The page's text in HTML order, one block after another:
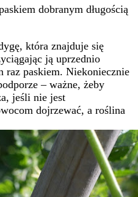
dobranym długością
która znajduje się
ją uprzednio
raz paskiem. Niekoniecznie
– ważne, żeby
jeśli nie jest
dojrzewać, a roślina